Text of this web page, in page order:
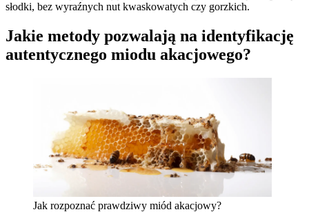
słodki, bez wyraźnych nut kwaskowatych czy gorzkich.
Jakie metody pozwalają na identyfikację
autentycznego miodu akacjowego?
Jak rozpoznać prawdziwy miód akacjowy?